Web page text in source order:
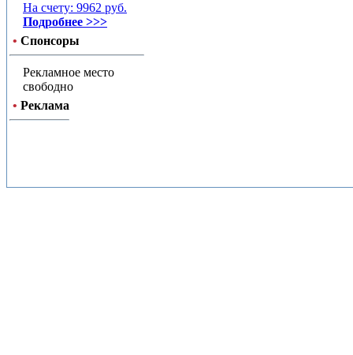
На счету: 9962 руб.
Подробнее >>>
• Спонсоры
Рекламное место
свободно
• Реклама